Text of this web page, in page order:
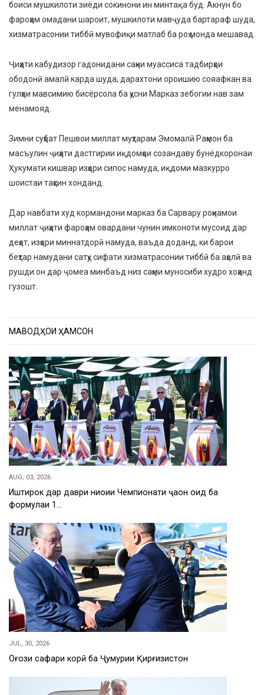
боиси мушкилоти зиёди сокинони ин минтақа буд. Акнун бо
фароҳам омадани шароит, мушкилоти мавҷуда бартараф шуда,
хизматрасонии тиббӣ мувофиқи матлаб ба роҳ монда мешавад.
Ҷиҳати кабудизор гадонидани саҳни муассиса тадбирҳои
ободонӣ амалӣ карда шуда, дарахтони ороишию сояафкан ва
гулҳои мавсимию бисёрсола ба ҳусни Марказ зебогии нав зам
менамояд.
Зимни суҳбат Пешвои миллат муҳтарам Эмомалӣ Раҳмон ба
масъулин ҷиҳати дастгирии иқдомҳои созандаву бунёдкоронаи
Ҳукумати кишвар изҳори сипос намуда, иқдоми мазкурро
шоистаи таҳсин хонданд.
Дар навбати худ кормандони марказ ба Сарвару роҳнамои
миллат ҷиҳати фароҳам овардани чунин имконоти мусоид дар
деҳот, изҳори миннатдорӣ намуда, ваъда доданд, ки барои
беҳтар намудани сатҳу сифати хизматрасонии тиббӣ ба аҳолӣ ва
рушди он дар ҷомеа минбаъд низ саҳми муносиби худро хоҳанд
гузошт.
МАВОДҲОИ ҲАМСОН
AUG, 03, 2026
Иштирок дар даври ниҳоии Чемпионати ҷаҳон оид ба
формулаи 1…
JUL, 30, 2026
Оғози сафари корӣ ба Ҷумҳурии Қирғизистон